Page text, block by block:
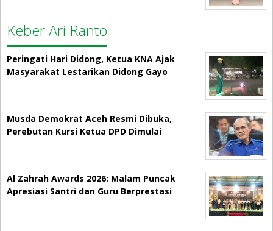
Keber Ari Ranto
Peringati Hari Didong, Ketua KNA Ajak
Masyarakat Lestarikan Didong Gayo
Musda Demokrat Aceh Resmi Dibuka,
Perebutan Kursi Ketua DPD Dimulai
Al Zahrah Awards 2026: Malam Puncak
Apresiasi Santri dan Guru Berprestasi